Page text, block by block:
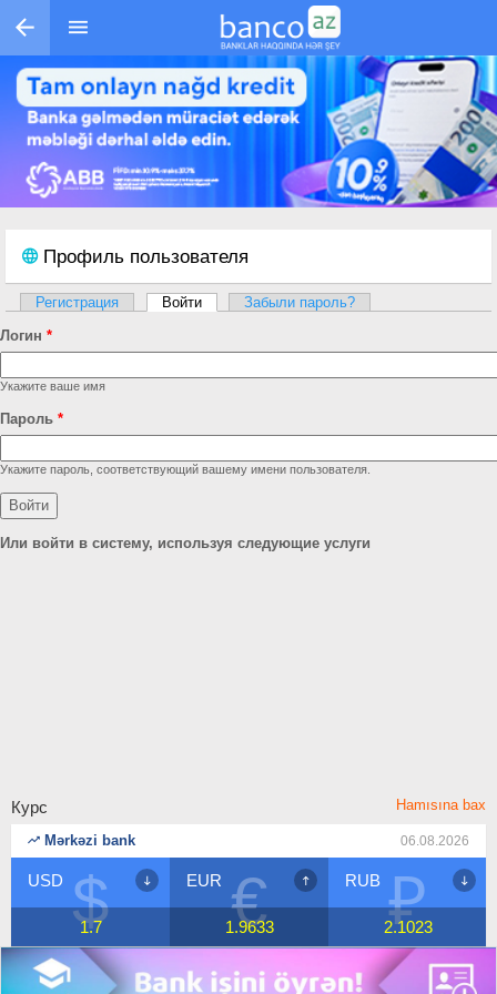
Перейти к основному содержанию
Профиль пользователя
Главные вкладки
Регистрация Войти(активная вкладка)
Забыли пароль?
Логин *
Укажите ваше имя
Пароль *
Укажите пароль, соответствующий вашему имени пользователя.
Или войти в систему, используя следующие услуги
Курс Hamısına bax
Mərkəzi bank 06.08.2026
$
USD
1.7 €
EUR
1.9633 ₽
RUB
2.1023